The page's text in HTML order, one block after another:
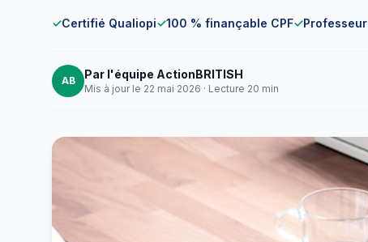
✓Certifié Qualiopi✓100 % finançable CPF✓
AB Par l'équipe ActionBRITISH
Mis à jour le 22 mai 2026 · Lecture 20 min